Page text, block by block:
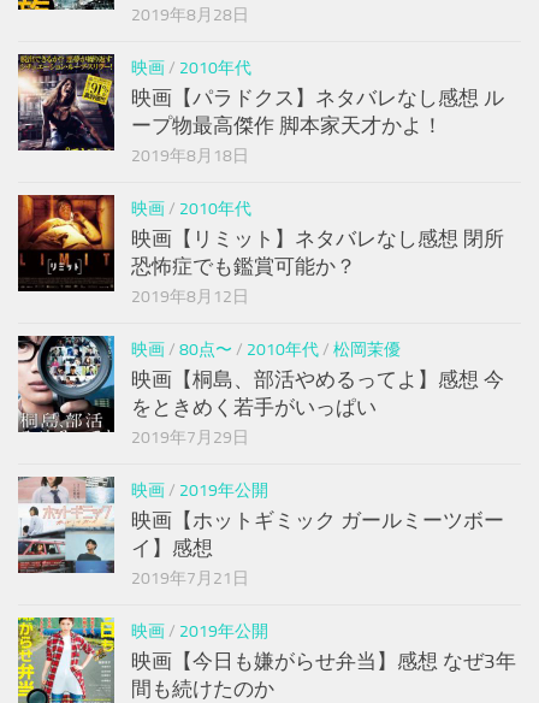
2019年8月28日
映画/ 2010年代
映画【パラドクス】ネタバレなし感想 ル
ープ物最高傑作 脚本家天才かよ！
2019年8月18日
映画/ 2010年代
映画【リミット】ネタバレなし感想 閉所
恐怖症でも鑑賞可能か？
2019年8月12日
映画/ 80点〜 / 2010年代/ 松岡茉優
映画【桐島、部活やめるってよ】感想 今
をときめく若手がいっぱい
2019年7月29日
映画/ 2019年公開
映画【ホットギミック ガールミーツボー
イ】感想
2019年7月21日
映画/ 2019年公開
映画【今日も嫌がらせ弁当】感想 なぜ3年
間も続けたのか